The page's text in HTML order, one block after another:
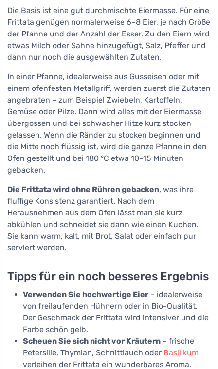
Die Basis ist eine gut durchmischte Eiermasse. Für eine
Frittata genügen normalerweise 6–8 Eier, je nach Größe
der Pfanne und der Anzahl der Esser. Zu den Eiern wird
etwas Milch oder Sahne hinzugefügt, Salz, Pfeffer und
dann nur noch die ausgewählten Zutaten.
In einer Pfanne, idealerweise aus Gusseisen oder mit
einem ofenfesten Metallgriff, werden zuerst die Zutaten
angebraten – zum Beispiel Zwiebeln, Kartoffeln,
Gemüse oder Pilze. Dann wird alles mit der Eiermasse
übergossen und bei schwacher Hitze kurz stocken
gelassen. Wenn die Ränder zu stocken beginnen und
die Mitte noch flüssig ist, wird die ganze Pfanne in den
Ofen gestellt und bei 180 °C etwa 10–15 Minuten
gebacken.
Die Frittata wird ohne Rühren gebacken, was ihre
fluffige Konsistenz garantiert. Nach dem
Herausnehmen aus dem Ofen lässt man sie kurz
abkühlen und schneidet sie dann wie einen Kuchen.
Sie kann warm, kalt, mit Brot, Salat oder einfach pur
serviert werden.
Tipps für ein noch besseres Ergebnis
Verwenden Sie hochwertige Eier – idealerweise
von freilaufenden Hühnern oder in Bio-Qualität.
Der Geschmack der Frittata wird intensiver und die
Farbe schön gelb.
Scheuen Sie sich nicht vor Kräutern – frische
Petersilie, Thymian, Schnittlauch oder Basilikum
verleihen der Frittata ein wunderbares Aroma.